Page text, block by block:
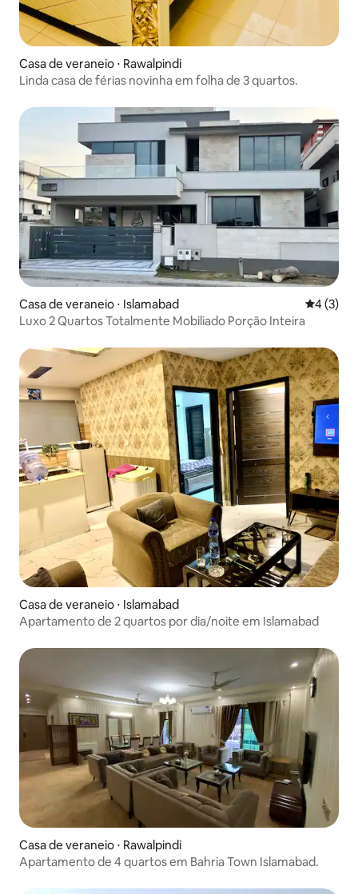
Casa de veraneio ⋅ Rawalpindi
Linda casa de férias novinha em folha de 3 quartos.
Casa de veraneio ⋅ Islamabad 4 de
4 (3)
Luxo 2 Quartos Totalmente Mobiliado Porção Inteira
Casa de veraneio ⋅ Islamabad
Apartamento de 2 quartos por dia/noite em Islamabad
Casa de veraneio ⋅ Rawalpindi
Apartamento de 4 quartos em Bahria Town Islamabad.